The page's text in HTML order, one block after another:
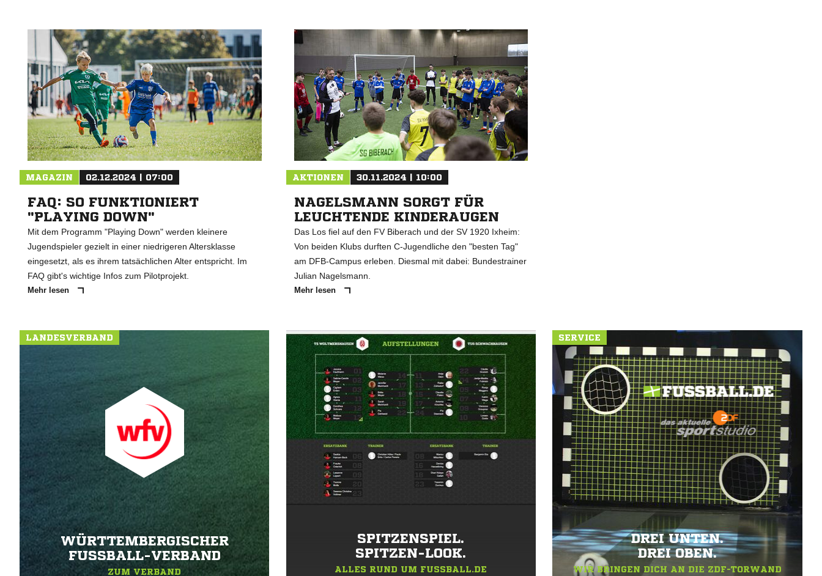
MAGAZIN 02.12.2024 | 07:00
FAQ: SO FUNKTIONIERT
"PLAYING DOWN"
Mit dem Programm "Playing Down" werden kleinere
Jugendspieler gezielt in einer niedrigeren Altersklasse
eingesetzt, als es ihrem tatsächlichen Alter entspricht. Im
FAQ gibt's wichtige Infos zum Pilotprojekt.
Mehr lesen
AKTIONEN 30.11.2024 | 10:00
NAGELSMANN SORGT FÜR
LEUCHTENDE KINDERAUGEN
Das Los fiel auf den FV Biberach und der SV 1920 Ixheim:
Von beiden Klubs durften C-Jugendliche den "besten Tag"
am DFB-Campus erleben. Diesmal mit dabei: Bundestrainer
Julian Nagelsmann.
Mehr lesen
LANDESVERBAND
WÜRTTEMBERGISCHER
FUSSBALL-VERBAND
ZUM VERBAND
SPITZENSPIEL.
SPITZEN-LOOK.
ALLES RUND UM FUSSBALL.DE
SERVICE
DREI UNTEN.
DREI OBEN.
WIR BRINGEN DICH AN DIE ZDF-TORWAND